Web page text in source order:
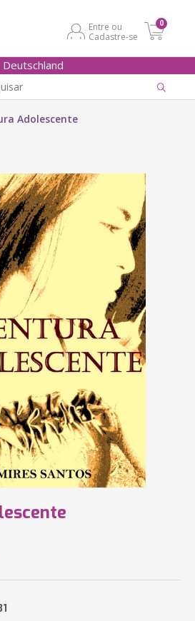
Entre ou
Cadastre-se
0
Deutschland
Adolescente